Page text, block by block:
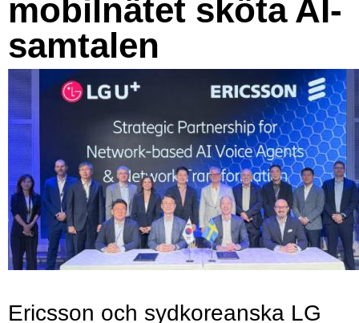
mobilnätet sköta AI-
samtalen
Ericsson och sydkoreanska LG